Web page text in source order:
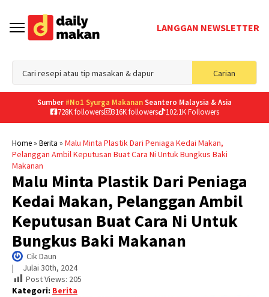
LANGGAN NEWSLETTER
Carian
for:
Sumber #No1 Syurga MakananSeantero Malaysia & Asia
728K followers
316K followers 102.1K Followers
Home» Berita » Malu Minta Plastik Dari Peniaga Kedai Makan,
Pelanggan Ambil Keputusan Buat Cara Ni Untuk Bungkus Baki
Makanan
Malu Minta Plastik Dari Peniaga
Kedai Makan, Pelanggan Ambil
Keputusan Buat Cara Ni Untuk
Bungkus Baki Makanan
Cik Daun
| Julai 30th, 2024
Post Views: 205
Kategori: Berita